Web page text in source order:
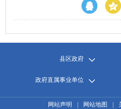
县区政府
政府直属事业单位
网站声明 网站地图